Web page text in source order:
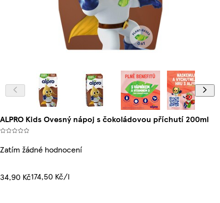
ALPRO Kids Ovesný nápoj s čokoládovou příchutí 200ml
Zatím žádné hodnocení
34,90 Kč174,50 Kč/l